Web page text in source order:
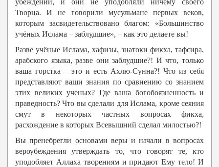
убеждений, и они не уподобляли ничему своего
Творца. И не говорили мусульмане первых веков,
которым засвидетельствовано благом: «Большинство
учёных Ислама – заблудшие», – как это делаете вы!
Разве учёные Ислама, хафизы, знатоки фикха, тафсира,
арабского языка, разве они заблудшие?! И что, только
ваша горстка – это и есть Ахлю-Сунна?! Что из себя
представляют ваши знания по сравнению со знанием
этих великих ученых? Где ваша богобоязненность и
праведность? Что вы сделали для Ислама, кроме сеяния
смут в некоторых частных вопросах фикха,
расхождение в которых Всевышний сделал милостью?!
Вы пренебрегли основами веры и начали в вопросах
вероубеждения утверждать то, что говорят те, кто
уподобляет Аллаха творениям и придают Ему тело! И